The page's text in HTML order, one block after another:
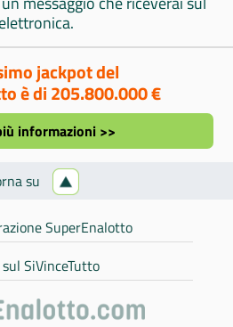
jackpot del
è di 205.800.000 €
informazioni >>
su
SuperEnalotto
SiVinceTutto